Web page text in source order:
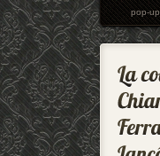
pop-up